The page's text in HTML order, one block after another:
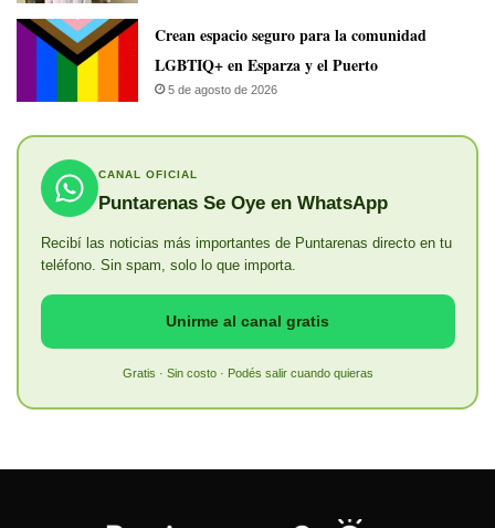
Crean espacio seguro para la comunidad
LGBTIQ+ en Esparza y el Puerto
5 de agosto de 2026
CANAL OFICIAL
Puntarenas Se Oye en WhatsApp
Recibí las noticias más importantes de Puntarenas directo en tu
teléfono. Sin spam, solo lo que importa.
Unirme al canal gratis
Gratis · Sin costo · Podés salir cuando quieras